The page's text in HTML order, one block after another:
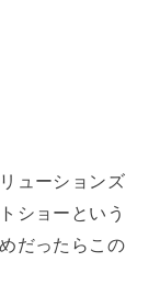
ューションズ
ショーという
だったらこの